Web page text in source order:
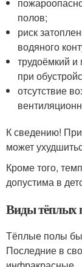
полов;
риск
водяного
трудоёмкий
при
отсутствие
К сведению!
может
Кроме того,
допустима в
Виды тёплых
Тёплые полы
Последние в